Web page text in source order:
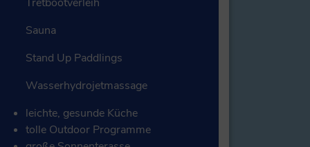
Sauna
Stand Up Paddlings
Wasserhydrojetmassage
leichte, gesunde Küche
tolle Outdoor Programme